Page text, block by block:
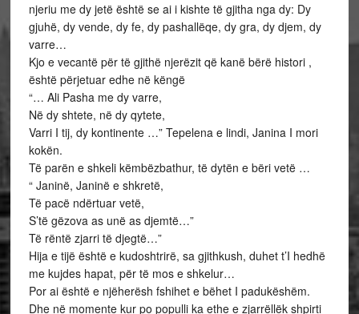
njeriu me dy jetë është se ai i kishte të gjitha nga dy: Dy
gjuhë, dy vende, dy fe, dy pashallëqe, dy gra, dy djem, dy
varre…
Kjo e vecantë për të gjithë njerëzit që kanë bërë histori ,
është përjetuar edhe në këngë
“… Ali Pasha me dy varre,
Në dy shtete, në dy qytete,
Varri I tij, dy kontinente …” Tepelena e lindi, Janina I mori
kokën.
Të parën e shkeli këmbëzbathur, të dytën e bëri vetë …
“ Janinë, Janinë e shkretë,
Të pacë ndërtuar vetë,
S’të gëzova as unë as djemtë…”
Të rëntë zjarri të djegtë…”
Hija e tijë është e kudoshtrirë, sa gjithkush, duhet t’I hedhë
me kujdes hapat, për të mos e shkelur…
Por ai është e njëherësh fshihet e bëhet I padukëshëm.
Dhe në momente kur po populli ka ethe e zjarrëllëk shpirti